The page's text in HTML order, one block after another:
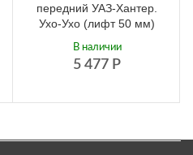
передний УАЗ-Хантер.
Ухо-Ухо (лифт 50 мм)
5 477 Р
В наличии